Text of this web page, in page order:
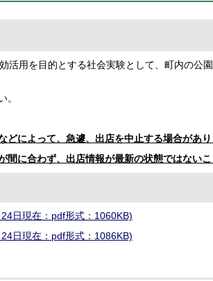
活用を目的とする社会実験として、町内の公
。
によって、急遽、出店を中止する場合があり
間に合わず、出店情報が最新の状態ではないこ
日現在：pdf形式：1060KB)
日現在：pdf形式：1086KB)